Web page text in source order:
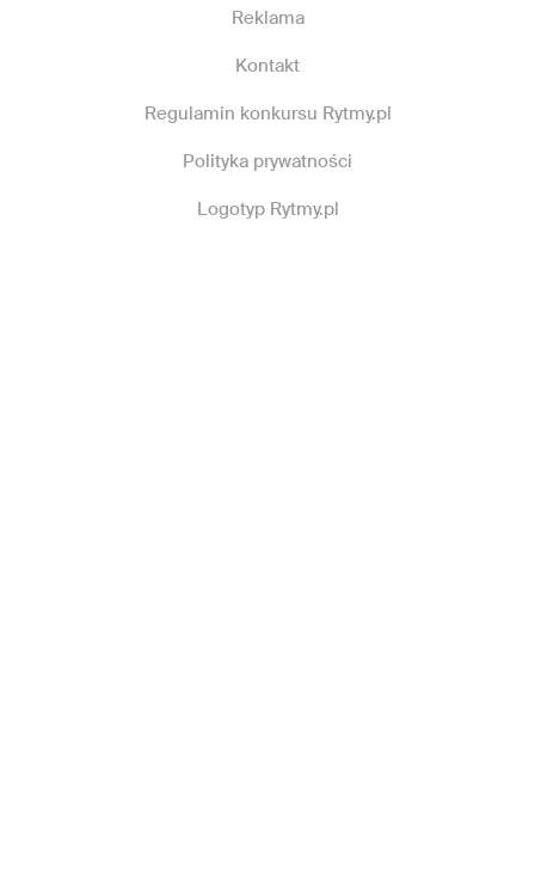
Reklama
Kontakt
Regulamin konkursu Rytmy.pl
Polityka prywatności
Logotyp Rytmy.pl